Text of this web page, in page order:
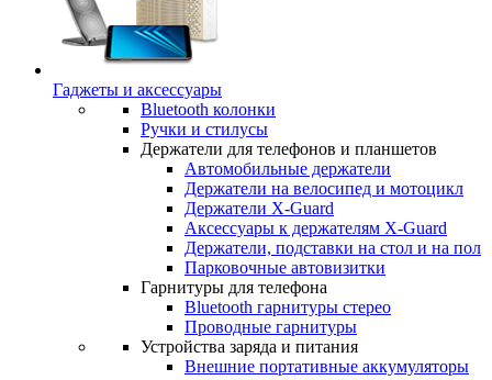
Гаджеты и аксессуары
Bluetooth колонки
Ручки и стилусы
Держатели для телефонов и планшетов
Автомобильные держатели
Держатели на велосипед и мотоцикл
Держатели X-Guard
Аксессуары к держателям X-Guard
Держатели, подставки на стол и на пол
Парковочные автовизитки
Гарнитуры для телефона
Bluetooth гарнитуры стерео
Проводные гарнитуры
Устройства заряда и питания
Внешние портативные аккумуляторы